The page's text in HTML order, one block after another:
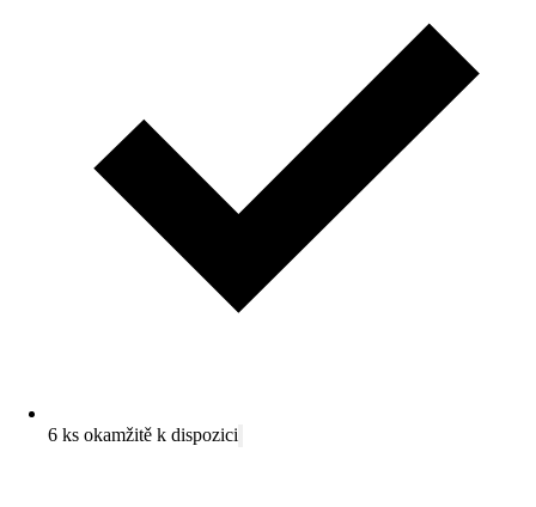
6 ks okamžitě k dispozici